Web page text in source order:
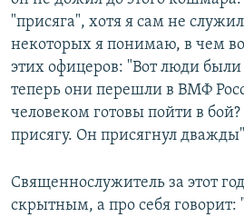
"присяга", хотя я сам не
некоторых я понимаю, в чем
этих офицеров: "Вот люди
теперь они перешли в ВМФ
человеком готовы пойти в
присягу. Он присягнул
Священнослужитель за этот
скрытным, а про себя говорит: